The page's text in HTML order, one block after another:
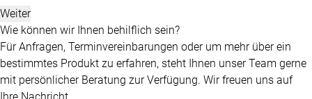
Weiter
Wie können wir Ihnen behilflich sein?
Für Anfragen, Terminvereinbarungen oder um mehr über ein
bestimmtes Produkt zu erfahren, steht Ihnen unser Team gerne
mit persönlicher Beratung zur Verfügung. Wir freuen uns auf
Ihre Nachricht.